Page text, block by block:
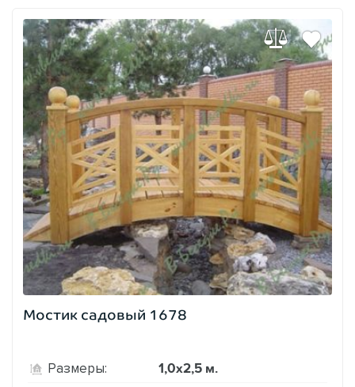
Мостик садовый 1678
Размеры: 1,0х2,5 м.